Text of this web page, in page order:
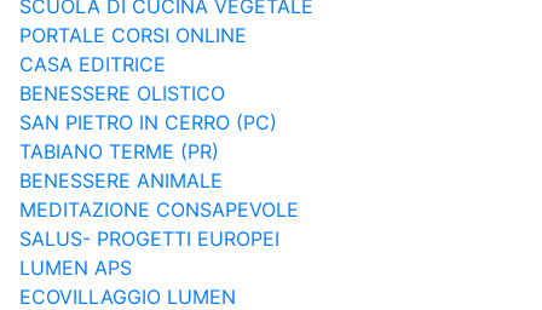
SCUOLA DI CUCINA VEGETALE
PORTALE CORSI ONLINE
CASA EDITRICE
BENESSERE OLISTICO
SAN PIETRO IN CERRO (PC)
TABIANO TERME (PR)
BENESSERE ANIMALE
MEDITAZIONE CONSAPEVOLE
SALUS- PROGETTI EUROPEI
LUMEN APS
ECOVILLAGGIO LUMEN